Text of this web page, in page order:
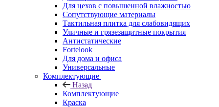
Для цехов с повышенной влажностью
Сопутствующие материалы
Тактильная плитка для слабовидящих
Уличные и грязезащитные покрытия
Антистатические
Fortelook
Для дома и офиса
Универсальные
Комплектующие
Назад
Комплектующие
Краска